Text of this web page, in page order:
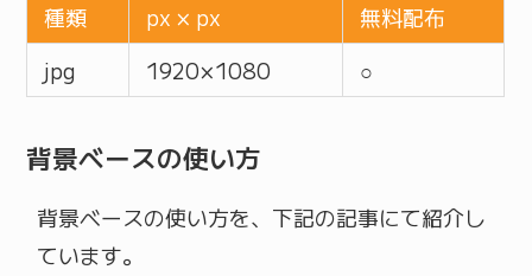
種類 px × px
無料配布
jpg
1920 × 1080 ○
背景ベースの使い方
背景ベースの使い方を、下記の記事にて紹介し
ています。